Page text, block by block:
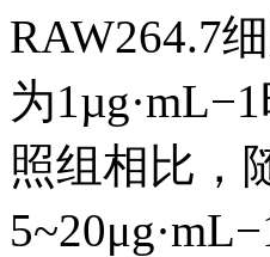
RAW264.7
为
照组相比，